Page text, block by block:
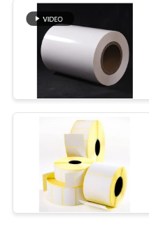
colle
Anti
adhésif de
de colle